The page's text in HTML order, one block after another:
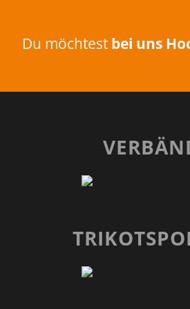
Du möchtest bei uns